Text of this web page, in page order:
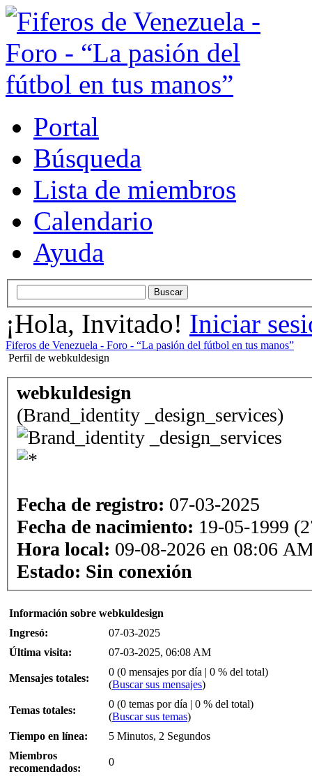
Portal
Búsqueda
Lista de miembros
Calendario
Ayuda
¡Hola, Invitado! Iniciar
Fiferos de Venezuela - Foro - “La pasión del fútbol en tus manos”
Perfil de webkuldesign
webkuldesign
(Brand_identity _design_services)
Fecha de registro: 07-03-2025
Fecha de nacimiento: 19-05-1999
Hora local: 09-08-2026 en 08:06
Estado: Sin conexión
Información sobre webkuldesign
Ingresó:
07-03-2025
Última visita:
07-03-2025, 06:08 AM
Mensajes totales:
0 (0 mensajes por día | 0 % del total)
(Buscar sus mensajes)
Temas totales:
0 (0 temas por día | 0 % del total)
(Buscar sus temas)
Tiempo en línea:
5 Minutos, 2 Segundos
Miembros
recomendados:
0